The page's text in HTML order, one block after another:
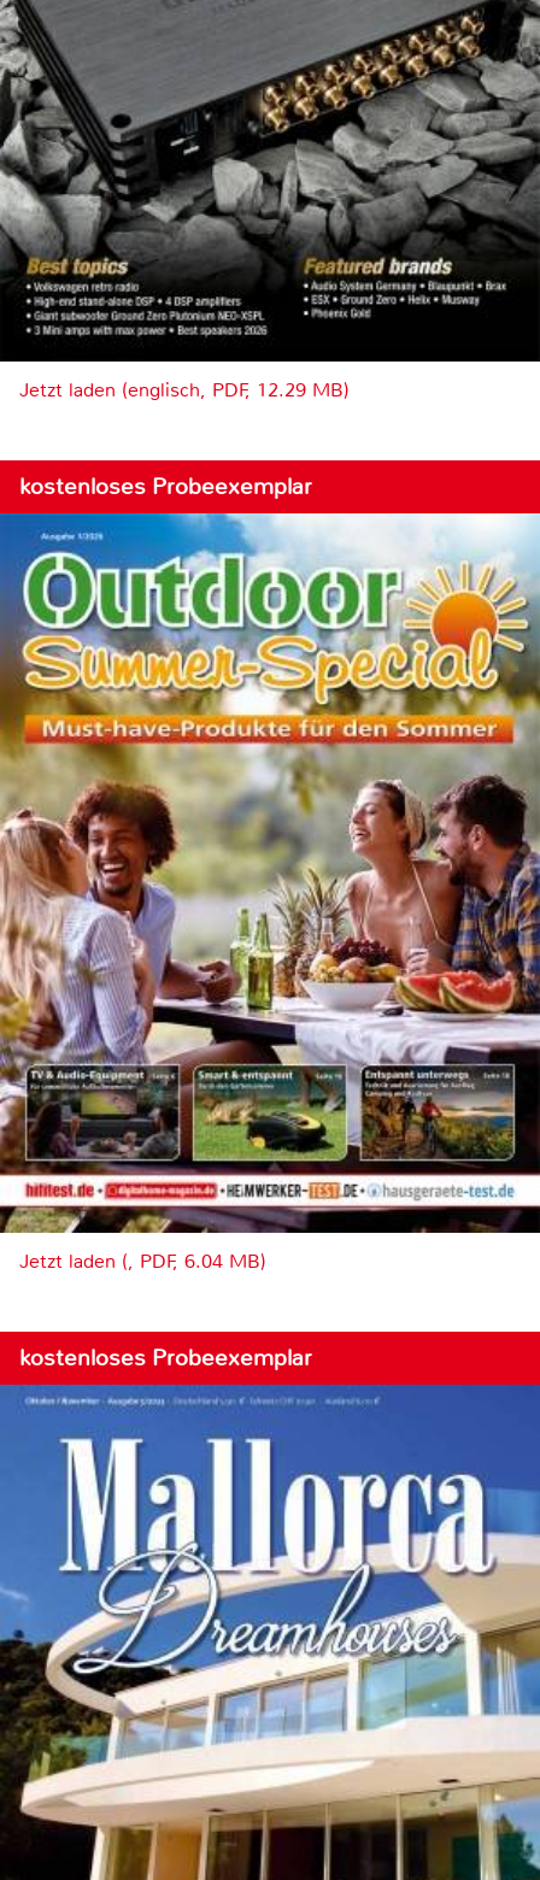
Jetzt laden (englisch, PDF, 12.29 MB)
kostenloses Probeexemplar
Jetzt laden (, PDF, 6.04 MB)
kostenloses Probeexemplar